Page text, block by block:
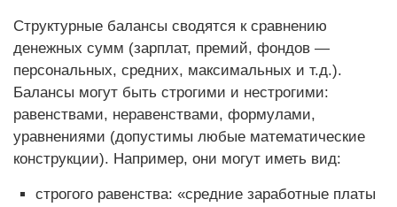
Структурные балансы сводятся к сравнению
денежных сумм (зарплат, премий, фондов —
персональных, средних, максимальных и т.д.).
Балансы могут быть строгими и нестрогими:
равенствами, неравенствами, формулами,
уравнениями (допустимы любые математические
конструкции). Например, они могут иметь вид:
строгого равенства: «средние заработные платы